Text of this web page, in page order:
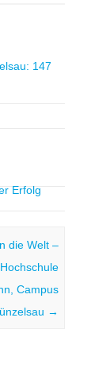
147
Erfolg
die Welt –
Campus
→